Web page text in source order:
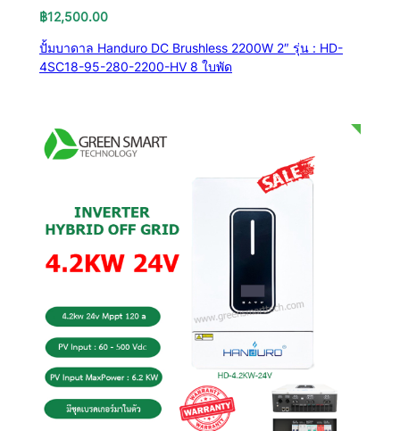
฿12,500.00
ปั้มบาดาล Handuro DC Brushless 2200W 2″ รุ่น : HD-
4SC18-95-280-2200-HV 8 ใบพัด